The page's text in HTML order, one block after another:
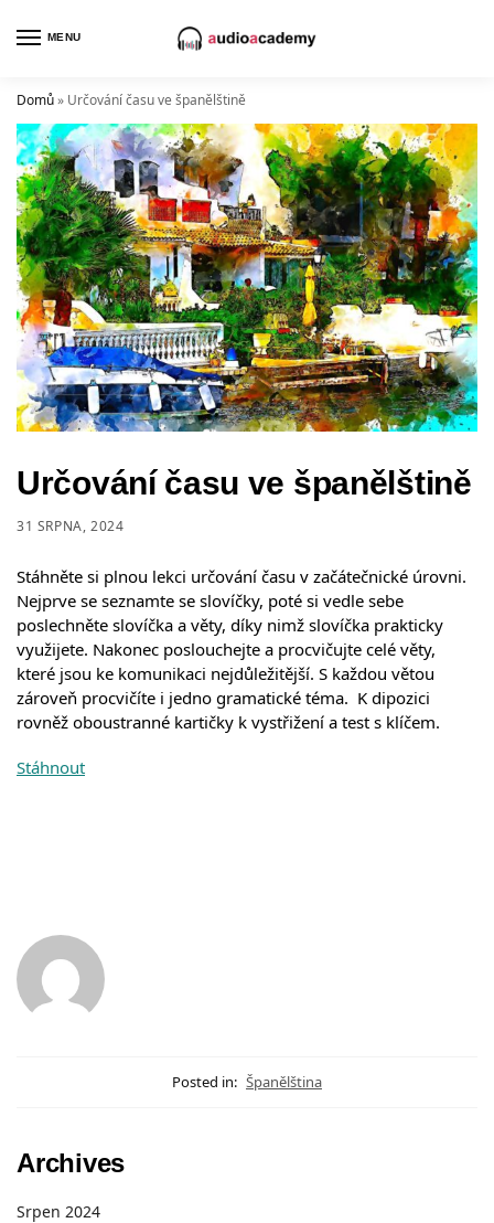
MENU
Domů» Určování času ve španělštině
Určování času ve španělštině
31 SRPNA, 2024
Stáhněte si plnou lekci určování času v začátečnické úrovni.
Nejprve se seznamte se slovíčky, poté si vedle sebe
poslechněte slovíčka a věty, díky nimž slovíčka prakticky
využijete. Nakonec poslouchejte a procvičujte celé věty,
které jsou ke komunikaci nejdůležitější. S každou větou
zároveň procvičíte i jedno gramatické téma. K dipozici
rovněž oboustranné kartičky k vystřižení a test s klíčem.
Stáhnout
Posted in: Španělština
Archives
Srpen 2024